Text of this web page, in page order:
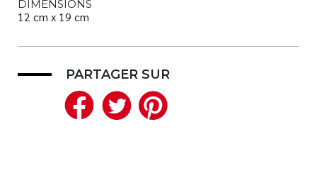
DIMENSIONS
12 cm x 19 cm
PARTAGER SUR
Facebook
Twitter